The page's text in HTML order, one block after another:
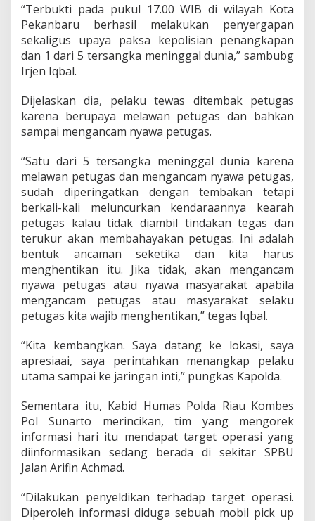
a
u
“Terbukti pada pukul 17.00 WIB di wilayah Kota
Pekanbaru berhasil melakukan penyergapan
sekaligus upaya paksa kepolisian penangkapan
dan 1 dari 5 tersangka meninggal dunia,” sambubg
Irjen Iqbal.
Dijelaskan dia, pelaku tewas ditembak petugas
karena berupaya melawan petugas dan bahkan
sampai mengancam nyawa petugas.
“Satu dari 5 tersangka meninggal dunia karena
melawan petugas dan mengancam nyawa petugas,
sudah diperingatkan dengan tembakan tetapi
berkali-kali meluncurkan kendaraannya kearah
petugas kalau tidak diambil tindakan tegas dan
terukur akan membahayakan petugas. Ini adalah
bentuk ancaman seketika dan kita harus
menghentikan itu. Jika tidak, akan mengancam
nyawa petugas atau nyawa masyarakat apabila
mengancam petugas atau masyarakat selaku
petugas kita wajib menghentikan,” tegas Iqbal.
“Kita kembangkan. Saya datang ke lokasi, saya
apresiaai, saya perintahkan menangkap pelaku
utama sampai ke jaringan inti,” pungkas Kapolda.
Sementara itu, Kabid Humas Polda Riau Kombes
Pol Sunarto merincikan, tim yang mengorek
informasi hari itu mendapat target operasi yang
diinformasikan sedang berada di sekitar SPBU
Jalan Arifin Achmad.
“Dilakukan penyeldikan terhadap target operasi.
Diperoleh informasi diduga sebuah mobil pick up